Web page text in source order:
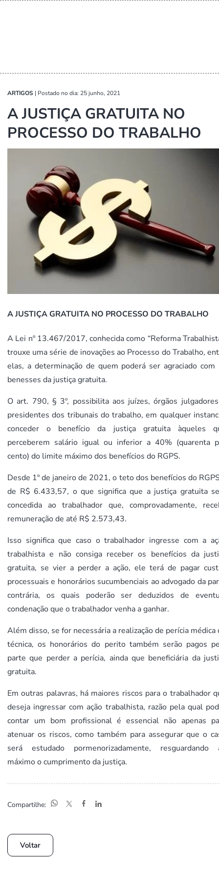
ARTIGOS | Postado no dia: 25 junho, 2021
A JUSTIÇA GRATUITA NO
PROCESSO DO TRABALHO
A JUSTIÇA GRATUITA NO PROCESSO DO TRABALHO
A Lei nº 13.467/2017, conhecida como “Reforma
trouxe uma série de inovações ao Processo do Trabalho,
elas, a determinação de quem poderá ser agraciado com
benesses da justiça gratuita.
O art. 790, § 3º, possibilita aos juízes, órgãos
presidentes dos tribunais do trabalho, em qualquer
conceder o benefício da justiça gratuita àqueles
perceberem salário igual ou inferior a 40% (quarenta
cento) do limite máximo dos benefícios do RGPS.
Desde 1º de janeiro de 2021, o teto dos benefícios do
de R$ 6.433,57, o que significa que a justiça gratuita
concedida ao trabalhador que, comprovadamente,
remuneração de até R$ 2.573,43.
Isso significa que caso o trabalhador ingresse com a
trabalhista e não consiga receber os benefícios da
gratuita, se vier a perder a ação, ele terá de pagar
processuais e honorários sucumbenciais ao advogado da
contrária, os quais poderão ser deduzidos de
condenação que o trabalhador venha a ganhar.
Além disso, se for necessária a realização de perícia médica
técnica, os honorários do perito também serão pagos
parte que perder a perícia, ainda que beneficiária da
gratuita.
Em outras palavras, há maiores riscos para o trabalhador
deseja ingressar com ação trabalhista, razão pela qual
contar um bom profissional é essencial não apenas
atenuar os riscos, como também para assegurar que o
será estudado pormenorizadamente, resguardando
máximo o cumprimento da justiça.
Compartilhe:
Voltar